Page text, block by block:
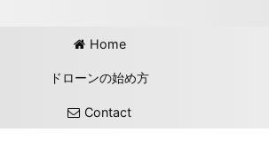
Home
ドローンの始め方
Contact